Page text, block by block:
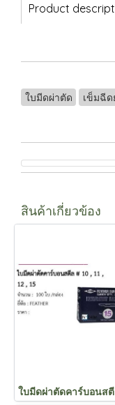
Product
ใบมีดผ่าตัด เข็มฉีด
สินค้าเกี่ยวข้อง